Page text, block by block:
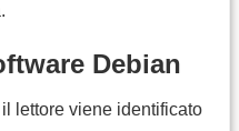
Debian
lettore viene identificato